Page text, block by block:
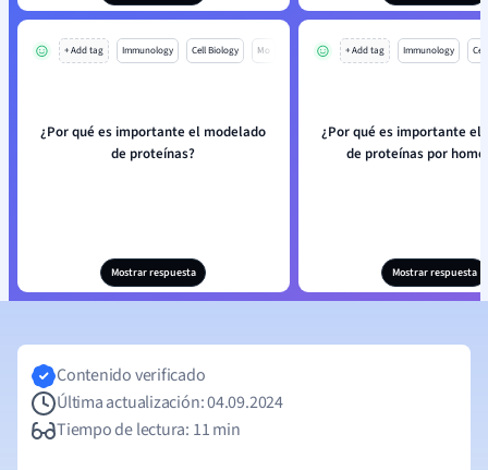
+ Add tag Immunology Cell Biology Mo
¿Por qué es importante el modelado
de proteínas?
Mostrar respuesta
+ Add tag Immunology
¿Por qué es importante el
de proteínas por
Mostrar respuesta
Contenido verificado
Última actualización: 04.09.2024
Tiempo de lectura: 11 min